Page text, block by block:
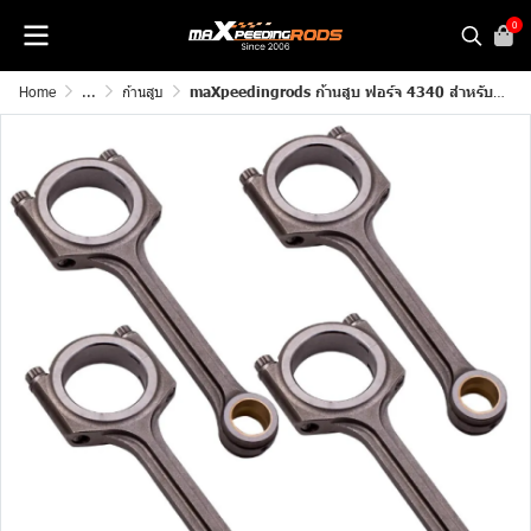
0
Home ... ก้านสูบ maXpeedingrods ก้านสูบ ฟอร์จ 4340 สำหรับรถยนต์Honda GK5 FIT Jazz L15B L15B2 พิเศษ Genuine ARP 2000 3/8